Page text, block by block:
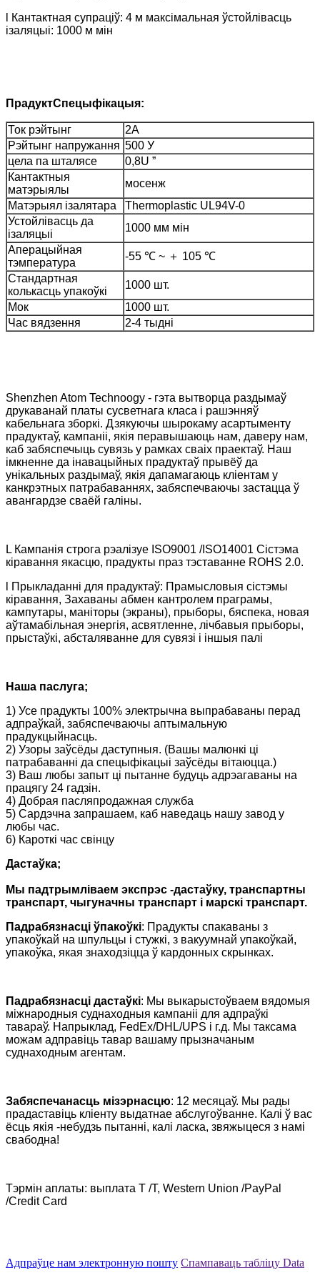
l Кантактная супраціў: 4 м максімальная ўстойлівасць
ізаляцыі: 1000 м мін
ПрадуктСпецыфікацыя:
Ток рэйтынг
2A
Рэйтынг напружання 500 У
цела па шталясе
0,8U ”
Кантактныя
матэрыялы
мосенж
Матэрыял ізалятара
Thermoplastic UL94V-0
Устойлівасць да
ізаляцыі
1000 мм мін
Аперацыйная
тэмпература
-55 ℃ ~ ＋ 105 ℃
Стандартная
колькасць упакоўкі
1000 шт.
Мок
1000 шт.
Час вядзення
2-4 тыдні
Shenzhen Atom Technoogy - гэта вытворца раздымаў
друкаванай платы сусветнага класа і рашэнняў
кабельнага зборкі. Дзякуючы шырокаму асартыменту
прадуктаў, кампаніі, якія перавышаюць нам, даверу нам,
каб забяспечыць сувязь у рамках сваіх праектаў. Наш
імкненне да інавацыйных прадуктаў прывёў да
унікальных раздымаў, якія дапамагаюць кліентам у
канкрэтных патрабаваннях, забяспечваючы застацца ў
авангардзе сваёй галіны.
L Кампанія строга рэалізуе ISO9001 /ISO14001 Сістэма
кіравання якасцю, прадукты праз тэставанне ROHS 2.0.
l Прыкладанні для прадуктаў: ​​Прамысловыя сістэмы
кіравання, Захаваны абмен кантролем праграмы,
кампутары, маніторы (экраны), прыборы, бяспека, новая
аўтамабільная энергія, асвятленне, лічбавыя прыборы,
прыстаўкі, абсталяванне для сувязі і іншыя палі
Наша паслуга;
1) Усе прадукты 100% электрычна выпрабаваны перад
адпраўкай, забяспечваючы аптымальную
прадукцыйнасць.
2) Узоры заўсёды даступныя. (Вашы малюнкі ці
патрабаванні да спецыфікацыі заўсёды вітаюцца.)
3) Ваш любы запыт ці пытанне будуць адрэагаваны на
працягу 24 гадзін.
4) Добрая пасляпродажная служба
5) Сардэчна запрашаем, каб наведаць нашу завод у
любы час.
6) Кароткі час свінцу
Дастаўка;
Мы падтрымліваем экспрэс -дастаўку, транспартны
транспарт, чыгуначны транспарт і марскі транспарт.
Падрабязнасці ўпакоўкі: Прадукты спакаваны з
упакоўкай на шпульцы і стужкі, з вакуумнай упакоўкай,
упакоўка, якая знаходзіцца ў кардонных скрынках.
Падрабязнасці дастаўкі: Мы выкарыстоўваем вядомыя
міжнародныя суднаходныя кампаніі для адпраўкі
тавараў. Напрыклад, FedEx/DHL/UPS і г.д. Мы таксама
можам адправіць тавар вашаму прызначаным
суднаходным агентам.
Забяспечанасць мізэрнасцю: 12 месяцаў. Мы рады
прадаставіць кліенту выдатнае абслугоўванне. Калі ў вас
ёсць якія -небудзь пытанні, калі ласка, звяжыцеся з намі
свабодна!
Тэрмін аплаты: выплата T /T, Western Union /PayPal
/Credit Card
Адпраўце нам электронную пошту Спампаваць табліцу Data